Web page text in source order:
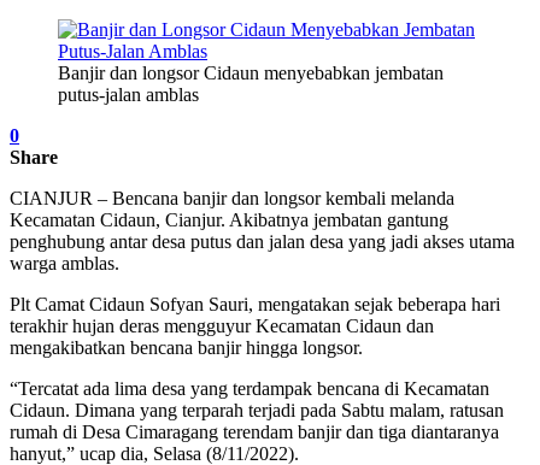
Banjir dan longsor Cidaun menyebabkan jembatan
putus-jalan amblas
0
Share
CIANJUR – Bencana banjir dan longsor kembali melanda
Kecamatan Cidaun, Cianjur. Akibatnya jembatan gantung
penghubung antar desa putus dan jalan desa yang jadi akses utama
warga amblas.
Plt Camat Cidaun Sofyan Sauri, mengatakan sejak beberapa hari
terakhir hujan deras mengguyur Kecamatan Cidaun dan
mengakibatkan bencana banjir hingga longsor.
“Tercatat ada lima desa yang terdampak bencana di Kecamatan
Cidaun. Dimana yang terparah terjadi pada Sabtu malam, ratusan
rumah di Desa Cimaragang terendam banjir dan tiga diantaranya
hanyut,” ucap dia, Selasa (8/11/2022).